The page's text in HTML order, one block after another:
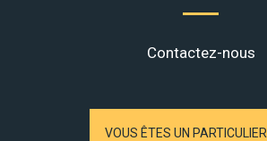
Contactez-nous
VOUS ÊTES UN PARTICULIER